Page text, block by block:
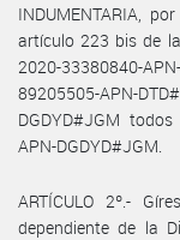
INDUMENTARIA,
artículo 223 bis de
2020-33380840-
89205505-APN-
DGDYD#JGM
APN-DGDYD#JGM.
ARTÍCULO 2º.-
dependiente de la